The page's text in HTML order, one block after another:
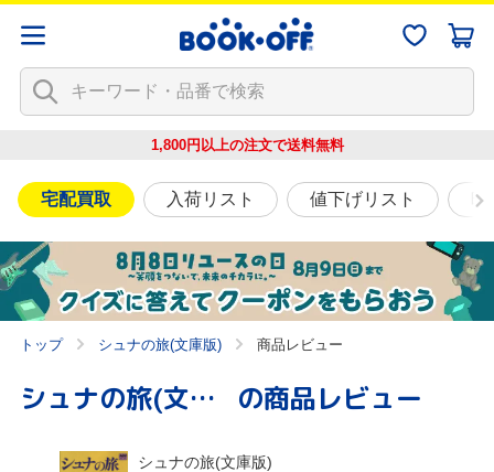
1,800円以上の注文で送料無料
宅配買取 入荷リスト 値下げリスト
トップ シュナの旅(文庫版) 商品レビュー
シュナの旅(文庫版) の商品レビュー
シュナの旅(文庫版)